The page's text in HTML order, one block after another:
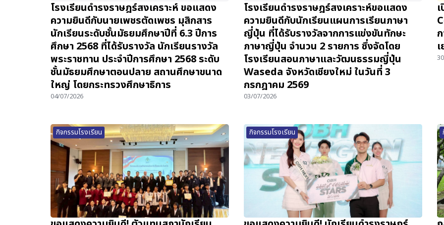
โรงเรียนดำรงราษฎร์สงเคราะห์ ขอแสดง
ความยินดีกับนายเพชรตัดเพชร มุสิกสาร
นักเรียนระดับชั้นมัธยมศึกษาปีที่ 6.3 ปีการ
ศึกษา 2568 ที่ได้รับรางวัล นักเรียนรางวัล
พระราชทาน ประจำปีการศึกษา 2568 ระดับ
ชั้นมัธยมศึกษาตอนปลาย สถานศึกษาขนาด
ใหญ่ โดยกระทรวงศึกษาธิการ
04/07/2026
โรงเรียนดำรงราษฎร์สงเคราะห์ขอแสดง
ความยินดีกับนักเรียนแผนการเรียนภาษา
ญี่ปุ่น ที่ได้รับรางวัลจากการแข่งขันทักษะ
ภาษาญี่ปุ่น จำนวน 2 รายการ ซึ่งจัดโดย
โรงเรียนสอนภาษาและวัฒนธรรมญี่ปุ่น
Waseda จังหวัดเชียงใหม่ ในวันที่ 3
กรกฎาคม 2569
03/07/2026
กิจกรรมโรงเรียน กิจกรรมโรงเรียน